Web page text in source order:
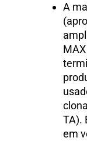
A
TA).
em